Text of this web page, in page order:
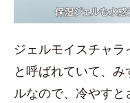
ジェルモイスチャ
と呼ばれていて、
ルなので、冷やすと